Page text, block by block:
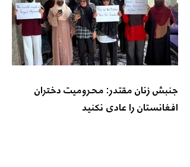
جنبش زنان مقتدر: محرومیت دختران
افغانستان را عادی نکنید